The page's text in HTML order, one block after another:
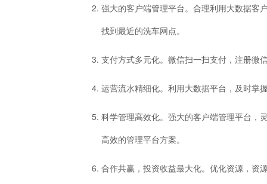
强大的客户端管理平台。合理利用大数据客
找到最近的洗车网点。
支付方式多元化。微信扫一扫支付，注册微
运营流水精细化。利用大数据平台，及时掌
科学管理高效化。强大的客户端管理平台，
高效的管理平台方案。
合作共赢，投资收益最大化。优化资源，资